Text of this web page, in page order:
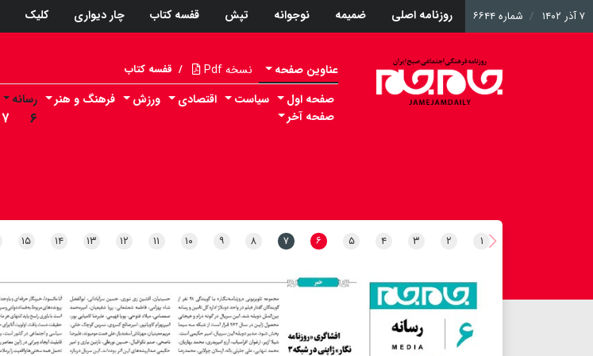
۷ آذر ۱۴۰۲ شماره ۶۶۴۴ روزنامه اصلی ضمیمه نوجوانه تپش قفسه کتاب چار دیواری کلیک
عناوین صفحه نسخه Pdf / قفسه کتاب
صفحه اول سیاست اقتصادی ورزش فرهنگ و هنر رسانه
۶ ۷
صفحه آخر
۱ ۲ ۳ ۴ ۵ ۶ ۷ ۸ ۹ ۱۰ ۱۱ ۱۲ ۱۳ ۱۴ ۱۵